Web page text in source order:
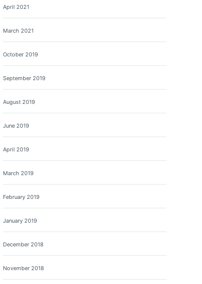
April 2021
March 2021
October 2019
September 2019
August 2019
June 2019
April 2019
March 2019
February 2019
January 2019
December 2018
November 2018